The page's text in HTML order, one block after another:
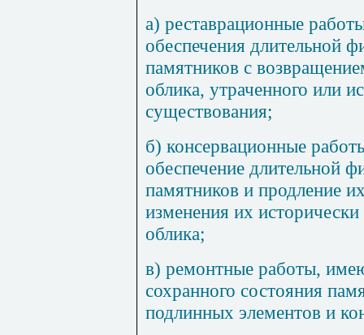
а) реставрационные
обеспечения длительной
памятников с
облика, утраченного или
существования;
б) консервационные
обеспечение длительной
памятников и продление
изменения их
облика;
в) ремонтные работы,
сохранного состояния
подлинных элементов и